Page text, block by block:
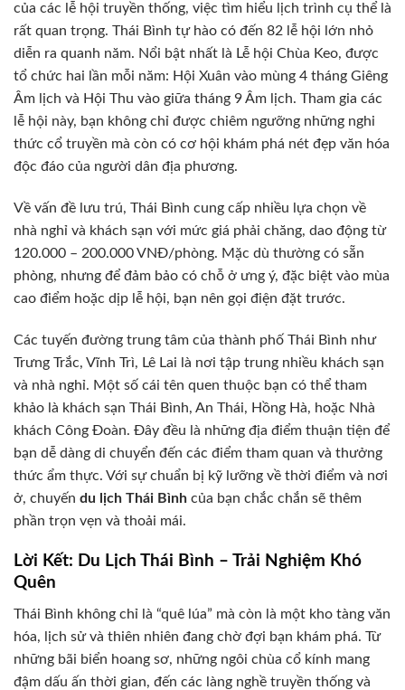
của các lễ hội truyền thống, việc tìm hiểu lịch trình cụ thể là
rất quan trọng. Thái Bình tự hào có đến 82 lễ hội lớn nhỏ
diễn ra quanh năm. Nổi bật nhất là Lễ hội Chùa Keo, được
tổ chức hai lần mỗi năm: Hội Xuân vào mùng 4 tháng Giêng
Âm lịch và Hội Thu vào giữa tháng 9 Âm lịch. Tham gia các
lễ hội này, bạn không chỉ được chiêm ngưỡng những nghi
thức cổ truyền mà còn có cơ hội khám phá nét đẹp văn hóa
độc đáo của người dân địa phương.
Về vấn đề lưu trú, Thái Bình cung cấp nhiều lựa chọn về
nhà nghỉ và khách sạn với mức giá phải chăng, dao động từ
120.000 – 200.000 VNĐ/phòng. Mặc dù thường có sẵn
phòng, nhưng để đảm bảo có chỗ ở ưng ý, đặc biệt vào mùa
cao điểm hoặc dịp lễ hội, bạn nên gọi điện đặt trước.
Các tuyến đường trung tâm của thành phố Thái Bình như
Trưng Trắc, Vĩnh Trì, Lê Lai là nơi tập trung nhiều khách sạn
và nhà nghỉ. Một số cái tên quen thuộc bạn có thể tham
khảo là khách sạn Thái Bình, An Thái, Hồng Hà, hoặc Nhà
khách Công Đoàn. Đây đều là những địa điểm thuận tiện để
bạn dễ dàng di chuyển đến các điểm tham quan và thưởng
thức ẩm thực. Với sự chuẩn bị kỹ lưỡng về thời điểm và nơi
ở, chuyến du lịch Thái Bình của bạn chắc chắn sẽ thêm
phần trọn vẹn và thoải mái.
Lời Kết: Du Lịch Thái Bình – Trải Nghiệm Khó
Quên
Thái Bình không chỉ là “quê lúa” mà còn là một kho tàng văn
hóa, lịch sử và thiên nhiên đang chờ đợi bạn khám phá. Từ
những bãi biển hoang sơ, những ngôi chùa cổ kính mang
đậm dấu ấn thời gian, đến các làng nghề truyền thống và